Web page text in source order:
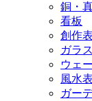
銅・
看板
創作
ガラ
ウェ
風水
ガー